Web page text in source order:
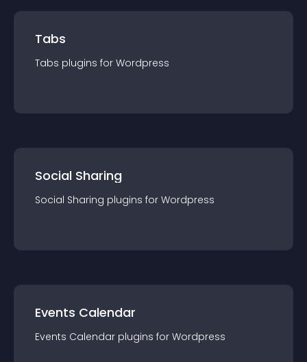
Tabs
Tabs plugins for Wordpress
Social Sharing
Social Sharing plugins for Wordpress
Events Calendar
Events Calendar plugins for Wordpress